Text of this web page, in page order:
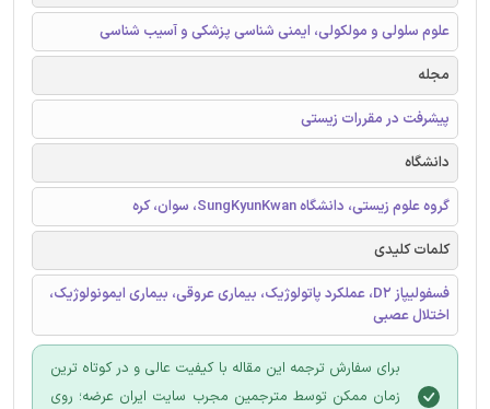
علوم سلولی و مولکولی، ایمنی شناسی پزشکی و آسیب شناسی
مجله
پیشرفت در مقررات زیستی
دانشگاه
گروه علوم زیستی، دانشگاه SungKyunKwan، سوان، کره
کلمات کلیدی
فسفولیپاز D2، عملکرد پاتولوژیک، بیماری عروقی، بیماری ایمونولوژیک،
اختلال عصبی
برای سفارش ترجمه این مقاله با کیفیت عالی و در کوتاه ترین
زمان ممکن توسط مترجمین مجرب سایت ایران عرضه؛ روی